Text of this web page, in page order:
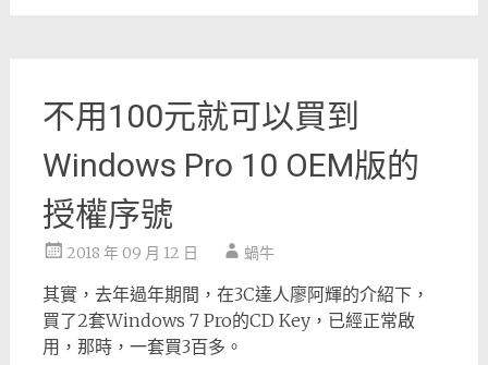
不用100元就可以買到
Windows Pro 10 OEM版的
授權序號
2018 年 09 月 12 日 蝸牛
其實，去年過年期間，在3C達人廖阿輝的介紹下，
買了2套Windows 7 Pro的CD Key，已經正常啟
用，那時，一套買3百多。